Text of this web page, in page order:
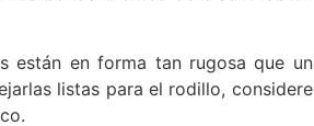
están en forma tan rugosa que un
listas para el rodillo, considere